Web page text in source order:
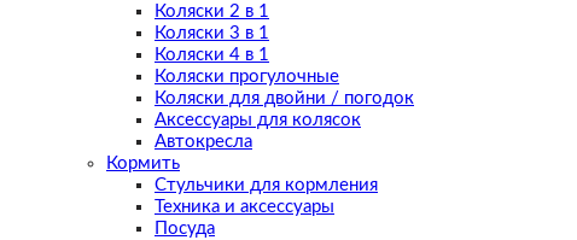
Коляски 2 в 1
Коляски 3 в 1
Коляски 4 в 1
Коляски прогулочные
Коляски для двойни / погодок
Аксессуары для колясок
Автокресла
Кормить
Стульчики для кормления
Техника и аксессуары
Посуда